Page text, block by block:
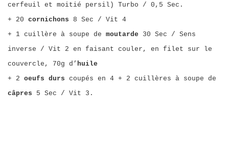
cerfeuil et moitié persil) Turbo / 0,5 Sec.
+ 20 cornichons 8 Sec / Vit 4
+ 1 cuillère à soupe de moutarde 30 Sec / Sens
inverse / Vit 2 en faisant couler, en filet sur le
couvercle, 70g d’ huile
+ 2 oeufs durs coupés en 4 + 2 cuillères à soupe de
câpres 5 Sec / Vit 3.